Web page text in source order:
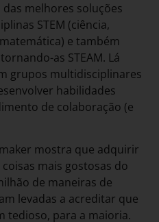
das melhores soluções
STEM (ciência,
e também
as STEAM. Lá
grupos multidisciplinares
habilidades
de colaboração (e
mostra que adquirir
mais gostosas do
de maneiras de
levadas a acreditar que
tedioso, para a maioria.